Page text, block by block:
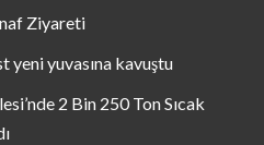
Ziyareti
yeni yuvasına kavuştu
2 Bin 250 Ton Sıcak